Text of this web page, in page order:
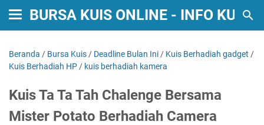
BURSA KUIS ONLINE - INFO KUIS
Beranda / Bursa Kuis / Deadline Bulan Ini / Kuis Berhadiah gadget /
Kuis Berhadiah HP / kuis berhadiah kamera
Kuis Ta Ta Tah Chalenge Bersama
Mister Potato Berhadiah Camera